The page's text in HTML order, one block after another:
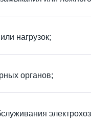
нагрузок;
органов;